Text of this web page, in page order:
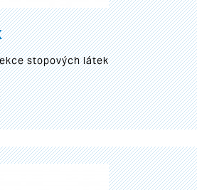
stopových látek